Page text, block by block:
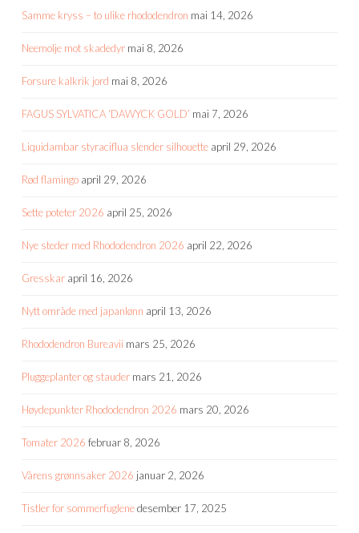
Samme kryss – to ulike rhododendron mai 14, 2026
Neemolje mot skadedyr mai 8, 2026
Forsure kalkrik jord mai 8, 2026
FAGUS SYLVATICA ‘DAWYCK GOLD’ mai 7, 2026
Liquidambar styraciflua slender silhouette april 29, 2026
Rød flamingo april 29, 2026
Sette poteter 2026 april 25, 2026
Nye steder med Rhododendron 2026 april 22, 2026
Gresskar april 16, 2026
Nytt område med japanlønn april 13, 2026
Rhododendron Bureavii mars 25, 2026
Pluggeplanter og stauder mars 21, 2026
Høydepunkter Rhododendron 2026 mars 20, 2026
Tomater 2026 februar 8, 2026
Vårens grønnsaker 2026 januar 2, 2026
Tistler for sommerfuglenedesember 17, 2025